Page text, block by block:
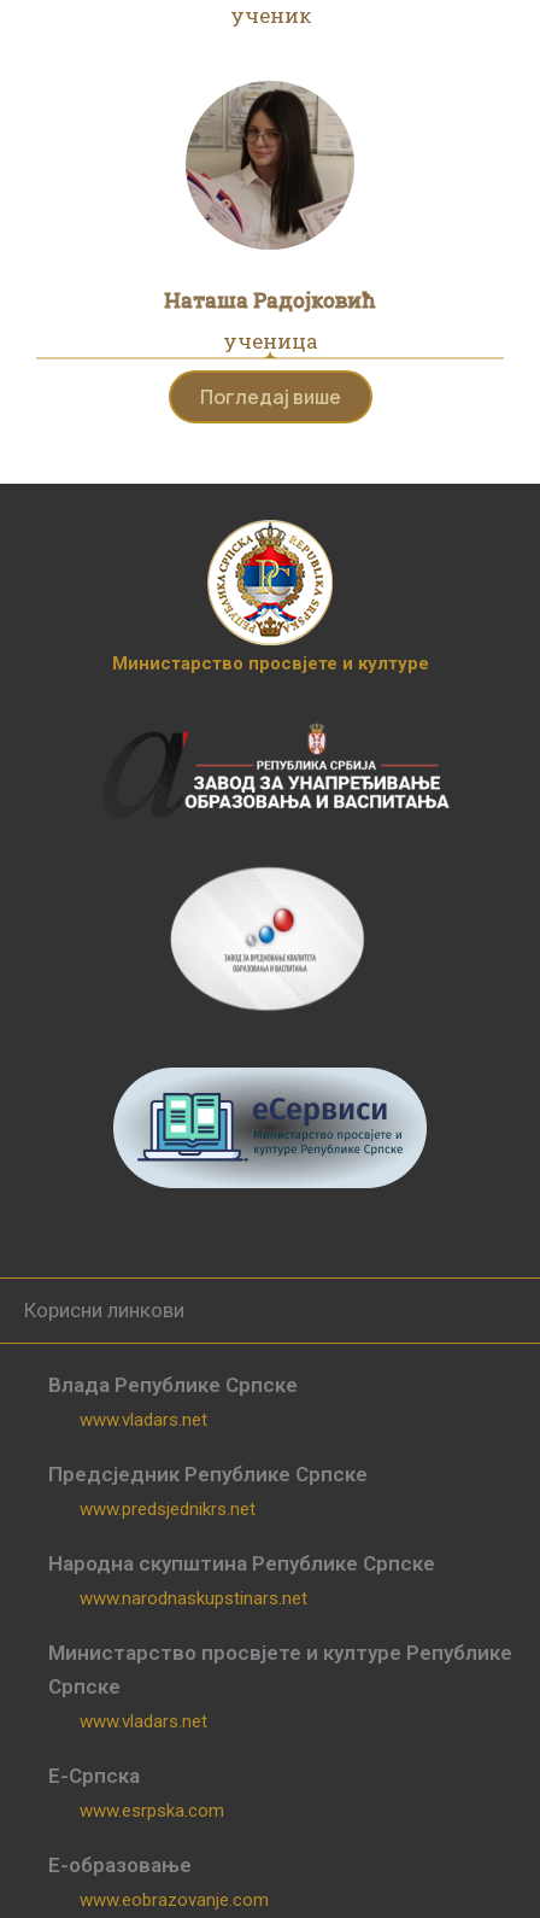
ученик
Наташа Радојковић
ученица
Погледај више
Министарство просвјете и културе
Корисни линкови
Влада Републике Српске
www.vladars.net
Предсједник Републике Српске
www.predsjednikrs.net
Народна скупштина Републике Српске
www.narodnaskupstinars.net
Министарство просвјете и културе Републике
Српске
www.vladars.net
Е-Српска
www.esrpska.com
Е-образовање
www.eobrazovanje.com